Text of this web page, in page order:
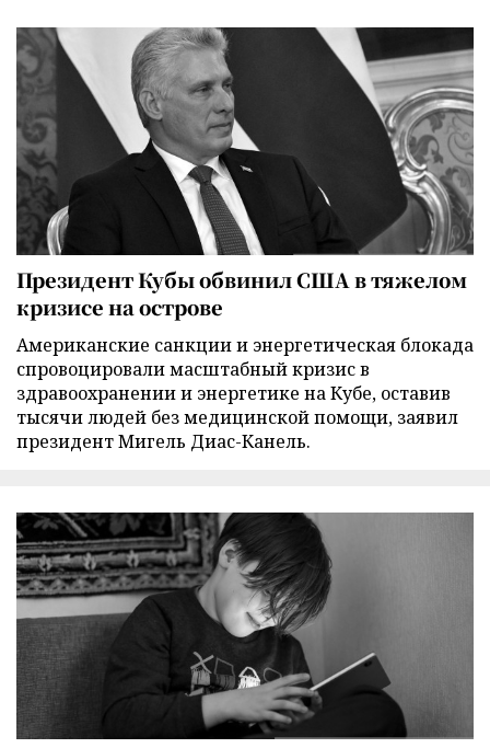
Президент Кубы обвинил США в тяжелом
кризисе на острове
Американские санкции и энергетическая блокада
спровоцировали масштабный кризис в
здравоохранении и энергетике на Кубе, оставив
тысячи людей без медицинской помощи, заявил
президент Мигель Диас-Канель.